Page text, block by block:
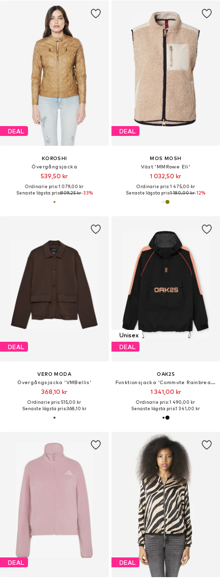
DEAL
KOROSHI
Övergångsjacka
539,50 kr
Ordinarie pris: 1 079,00 kr
Senaste lägsta pris:809,25 kr-33%
DEAL
MOS MOSH
Väst 'MMRowe Eli'
1 032,50 kr
Ordinarie pris: 1 475,00 kr
Senaste lägsta pris:1 180,00 kr-12%
DEAL
VERO MODA
Övergångsjacka 'VMBellis'
368,10 kr
Ordinarie pris: 515,00 kr
Senaste lägsta pris:368,10 kr
Unisex
DEAL
OAK25
Funktionsjacka 'Commute Rainbreaker'
1 341,00 kr
Ordinarie pris: 1 490,00 kr
Senaste lägsta pris:1 341,00 kr
DEAL DEAL